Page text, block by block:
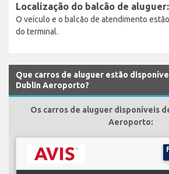
Localização do balcão de
O veículo e o balcão de atendimento
do terminal.
Que carros de aluguer estão
Dublin Aeroporto?
Os carros de aluguer disponíveis
Aeroporto: